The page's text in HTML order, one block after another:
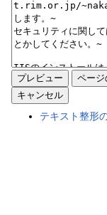
テキスト整形